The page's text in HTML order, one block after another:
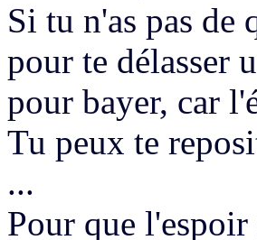
Si tu n'as pas de
pour te délasser
pour bayer, car
Tu peux te
...
Pour que l'espoir